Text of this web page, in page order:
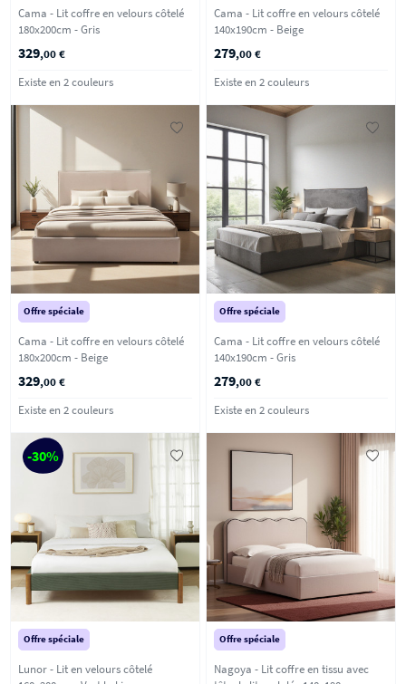
Cama - Lit coffre en velours côtelé
180x200cm - Gris
329,00 €
Existe en 2 couleurs
Cama - Lit coffre en velours côtelé
140x190cm - Beige
279,00 €
Existe en 2 couleurs
Offre spéciale
Cama - Lit coffre en velours côtelé
180x200cm - Beige
329,00 €
Existe en 2 couleurs
Offre spéciale
Cama - Lit coffre en velours côtelé
140x190cm - Gris
279,00 €
Existe en 2 couleurs
-30%
Offre spéciale
Lunor - Lit en velours côtelé
Offre spéciale
Nagoya - Lit coffre en tissu avec